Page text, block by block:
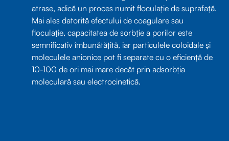
atrase, adică un proces numit floculație de suprafață.
Mai ales datorită efectului de coagulare sau
floculație, capacitatea de sorbție a porilor este
semnificativ îmbunătățită, iar particulele coloidale și
moleculele anionice pot fi separate cu o eficiență de
10-100 de ori mai mare decât prin adsorbția
moleculară sau electrocinetică.